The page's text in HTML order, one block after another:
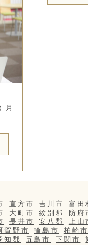
月
直方市 吉川市 富田
大町市 紋別郡 防府
長井市 安八郡 上山
賀野市 輪島市 柏崎市
知郡 五島市 下関市